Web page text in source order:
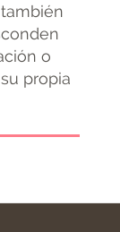
o
propia